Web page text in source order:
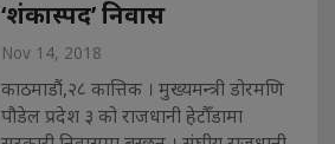
‘शंकास्पद’ निवास
Nov 14, 2018
काठमाडौं,२८ कात्तिक । मुख्यमन्त्री डोरमणि
पौडेल प्रदेश ३ को राजधानी हेटौँडामा